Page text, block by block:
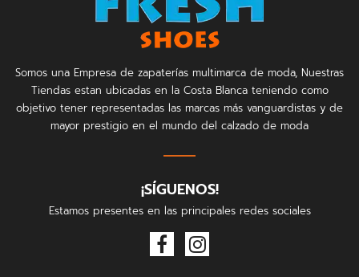
Somos una Empresa de zapaterías multimarca de moda, Nuestras
Tiendas estan ubicadas en la Costa Blanca teniendo como
objetivo tener representadas las marcas más vanguardistas y de
mayor prestigio en el mundo del calzado de moda
¡SÍGUENOS!
Estamos presentes en las principales redes sociales